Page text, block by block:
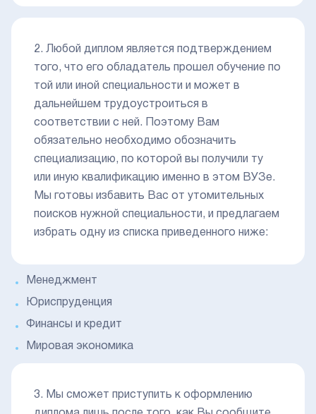
2. Любой диплом является подтверждением
того, что его обладатель прошел обучение по
той или иной специальности и может в
дальнейшем трудоустроиться в
соответствии с ней. Поэтому Вам
обязательно необходимо обозначить
специализацию, по которой вы получили ту
или иную квалификацию именно в этом ВУЗе.
Мы готовы избавить Вас от утомительных
поисков нужной специальности, и предлагаем
избрать одну из списка приведенного ниже:
Менеджмент
Юриспруденция
Финансы и кредит
Мировая экономика
3. Мы сможет приступить к оформлению